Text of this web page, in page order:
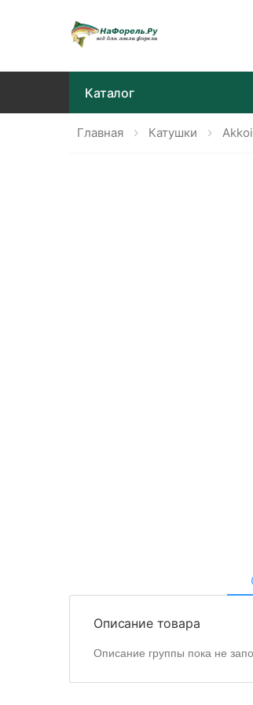
Каталог
Главная Катушки Akkoi
Описание товара
Описание группы пока не